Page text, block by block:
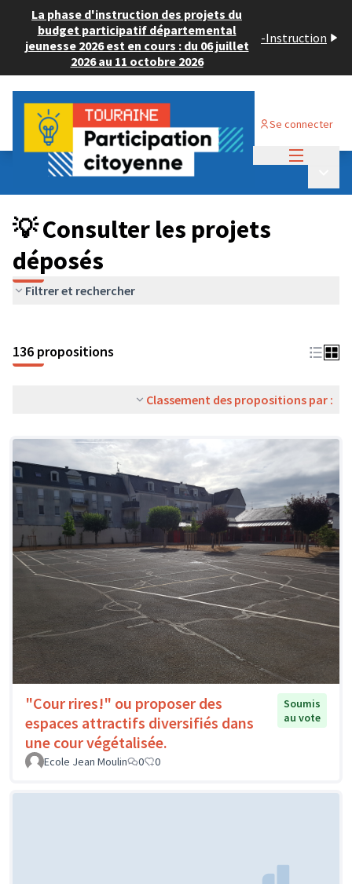
La phase d'instruction des projets du
budget participatif départemental
jeunesse 2026 est en cours : du 06 juillet
2026 au 11 octobre 2026
-Instruction
Se connecter
Budget Participatif JEUNESSE 2024
💡 Consulter les projets déposés
💡 Consulter les projets
déposés
Filtrer et rechercher
136 propositions
Classement des propositions par :
"Cour rires!" ou proposer des
espaces attractifs diversifiés dans
une cour végétalisée.
Soumis
au vote
Ecole Jean Moulin 0 0